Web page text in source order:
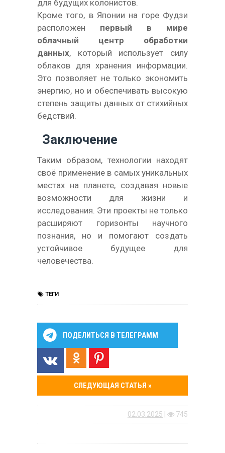
для будущих колонистов.
Кроме того, в Японии на горе Фудзи
расположен первый в мире
облачный центр обработки
данных, который использует силу
облаков для хранения информации.
Это позволяет не только экономить
энергию, но и обеспечивать высокую
степень защиты данных от стихийных
бедствий.
Заключение
Таким образом, технологии находят
своё применение в самых уникальных
местах на планете, создавая новые
возможности для жизни и
исследования. Эти проекты не только
расширяют горизонты научного
познания, но и помогают создать
устойчивое будущее для
человечества.
ТЕГИ
ПОДЕЛИТЬСЯ В ТЕЛЕГРАММ
СЛЕДУЮЩАЯ СТАТЬЯ »
02.03.2025 745